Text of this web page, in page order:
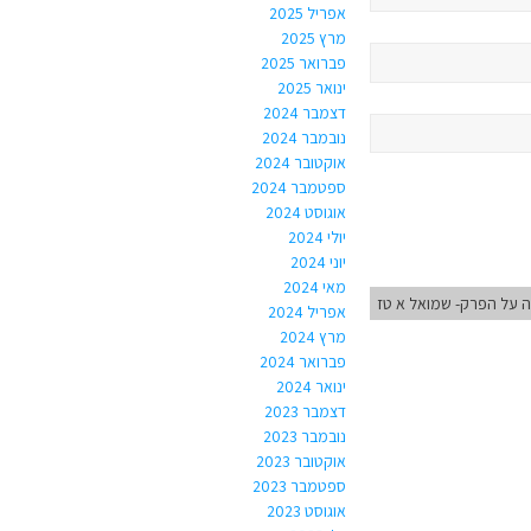
על הפרק- שמואל א טז
אפריל 2025
מרץ 2025
פברואר 2025
ינואר 2025
דצמבר 2024
נובמבר 2024
אוקטובר 2024
ספטמבר 2024
אוגוסט 2024
יולי 2024
יוני 2024
מאי 2024
אפריל 2024
מרץ 2024
פברואר 2024
ינואר 2024
דצמבר 2023
נובמבר 2023
אוקטובר 2023
ספטמבר 2023
אוגוסט 2023